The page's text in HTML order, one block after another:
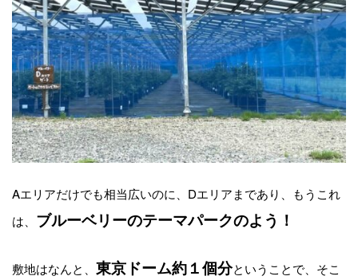
Aエリアだけでも相当広いのに、Dエリアまであり、もうこれ
は、 ブルーベリーのテーマパークのよう！
敷地はなんと、 東京ドーム約１個分ということで、そこ